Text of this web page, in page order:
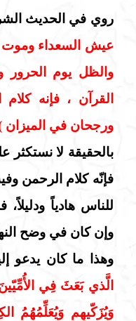
روي في الحديث
عيش السعداء وموت
والظل يوم الحرور
القرآن ، فإنه
ورجحان في الميزان
بالحقيقة لا نستكثر
فإنّه كلام الرحمن
للناس هادياً
وإن كان في وضح
وهذا ما كان يدعو
الَّذي بَعَثَ فِي
وَيُزَكّيهِم وَيُعَلِّمُهُمُ